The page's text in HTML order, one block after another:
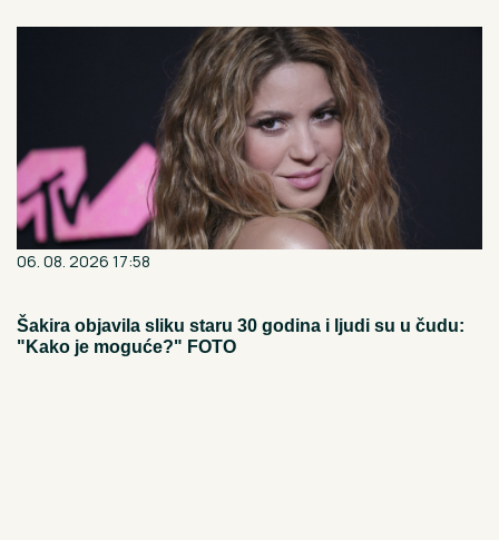
06. 08. 2026 17:58
Šakira objavila sliku staru 30 godina i ljudi su u čudu:
"Kako je moguće?" FOTO